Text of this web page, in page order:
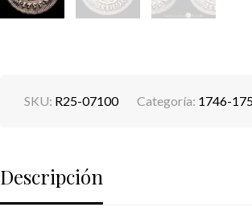
SKU: R25-07100 Categoría: 1746-
Descripción